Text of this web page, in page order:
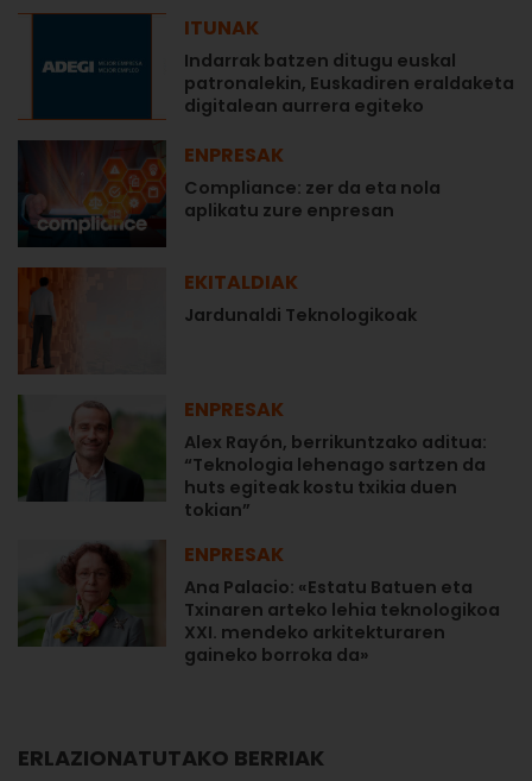
ITUNAK
Indarrak batzen ditugu euskal
patronalekin, Euskadiren eraldaketa
digitalean aurrera egiteko
ENPRESAK
Compliance: zer da eta nola
aplikatu zure enpresan
EKITALDIAK
Jardunaldi Teknologikoak
ENPRESAK
Alex Rayón, berrikuntzako aditua:
“Teknologia lehenago sartzen da
huts egiteak kostu txikia duen
tokian”
ENPRESAK
Ana Palacio: «Estatu Batuen eta
Txinaren arteko lehia teknologikoa
XXI. mendeko arkitekturaren
gaineko borroka da»
ERLAZIONATUTAKO BERRIAK